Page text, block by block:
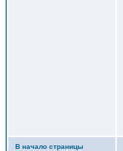
В начало страницы